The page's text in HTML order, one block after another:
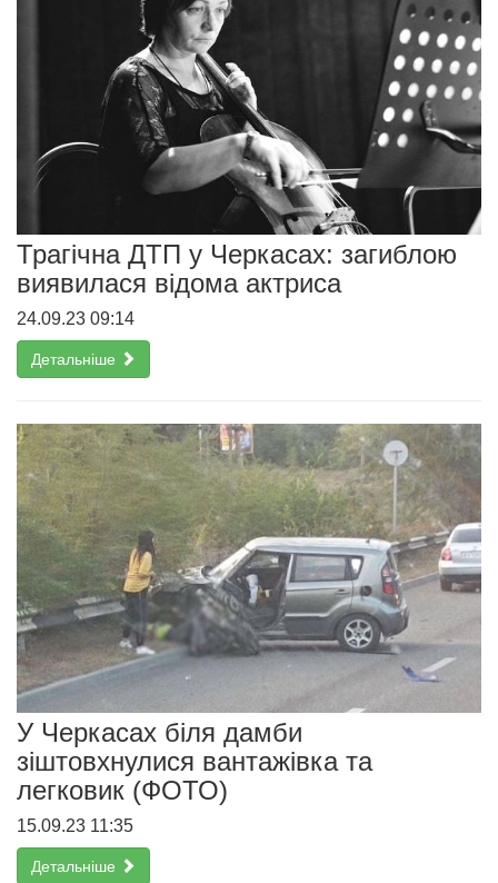
Трагічна ДТП у Черкасах: загиблою
виявилася відома актриса
24.09.23 09:14
Детальніше
У Черкасах біля дамби
зіштовхнулися вантажівка та
легковик (ФОТО)
15.09.23 11:35
Детальніше